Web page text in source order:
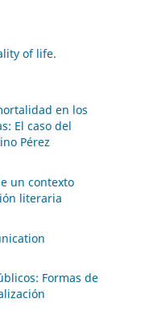
of life.
en los
El caso del
Pérez
un contexto
literaria
Formas de